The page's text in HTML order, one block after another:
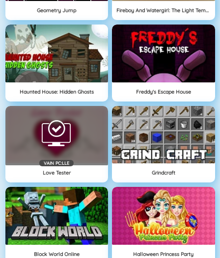
Geometry Jump Fireboy And Watergirl: The Light Temple
Haunted House: Hidden Ghosts Freddy's Escape House
VAIN PC:LLE
Love Tester Grindcraft
Block World Online Halloween Princess Party